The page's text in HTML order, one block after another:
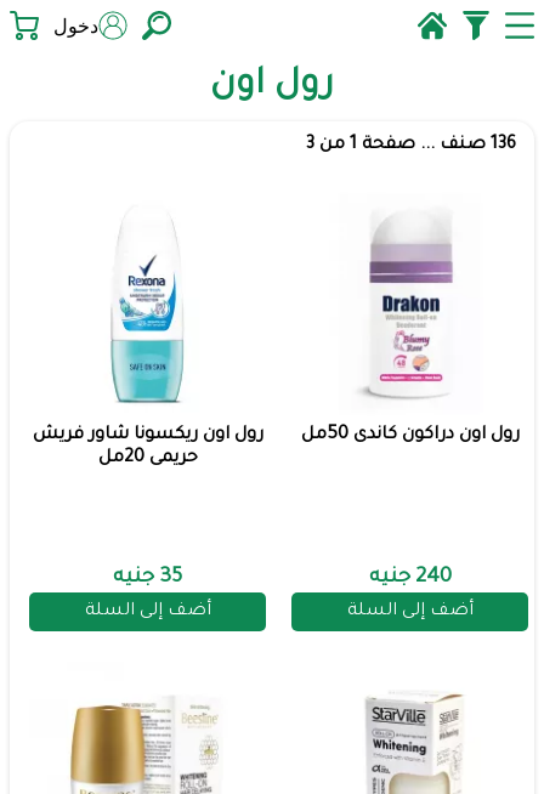
دخول
رول اون
136 صنف ... صفحة 1 من 3
رول اون دراكون كاندى 50مل
240 جنيه
أضف إلى السلة
رول اون ريكسونا شاور فريش
حريمى 20مل
35 جنيه
أضف إلى السلة